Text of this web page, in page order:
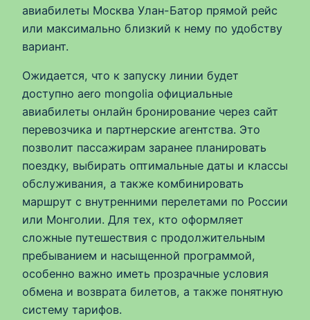
авиабилеты Москва Улан-Батор прямой рейс
или максимально близкий к нему по удобству
вариант.
Ожидается, что к запуску линии будет
доступно aero mongolia официальные
авиабилеты онлайн бронирование через сайт
перевозчика и партнерские агентства. Это
позволит пассажирам заранее планировать
поездку, выбирать оптимальные даты и классы
обслуживания, а также комбинировать
маршрут с внутренними перелетами по России
или Монголии. Для тех, кто оформляет
сложные путешествия с продолжительным
пребыванием и насыщенной программой,
особенно важно иметь прозрачные условия
обмена и возврата билетов, а также понятную
систему тарифов.